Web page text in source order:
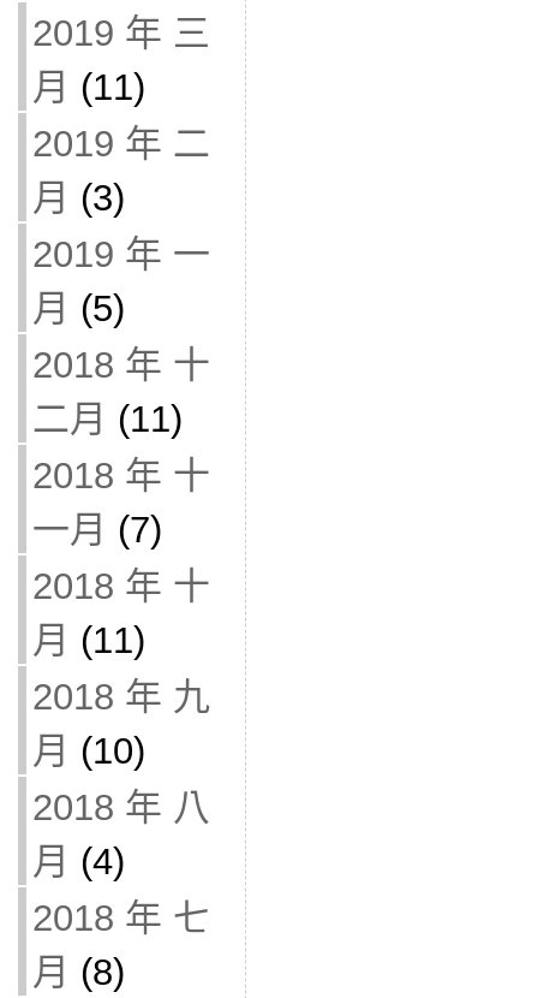
2019 年 三
月 (11)
2019 年 二
月 (3)
2019 年 一
月 (5)
2018 年 十
二月 (11)
2018 年 十
一月 (7)
2018 年 十
月 (11)
2018 年 九
月 (10)
2018 年 八
月 (4)
2018 年 七
月 (8)